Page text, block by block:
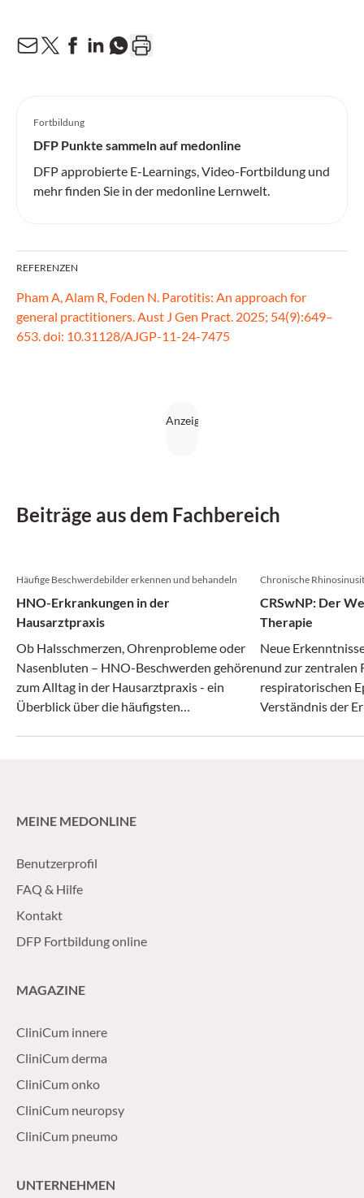
Fortbildung
DFP Punkte sammeln auf medonline
DFP approbierte E-Learnings, Video-Fortbildung und
mehr finden Sie in der medonline Lernwelt.
REFERENZEN
Pham A, Alam R, Foden N. Parotitis: An approach for
general practitioners. Aust J Gen Pract. 2025; 54(9):649–
653. doi: 10.31128/AJGP-11-24-7475
Beiträge aus dem Fachbereich
Häufige Beschwerdebilder erkennen und behandeln
HNO-Erkrankungen in der
Hausarztpraxis
Ob Halsschmerzen, Ohrenprobleme oder
Nasenbluten – HNO-Beschwerden gehören
zum Alltag in der Hausarztpraxis - ein
Überblick über die häufigsten
Chronische
CRSwNP: Der
Therapie
Neue
und zur zentralen
respiratorischen
Verständnis der
MEINE MEDONLINE
Benutzerprofil
FAQ & Hilfe
Kontakt
DFP Fortbildung online
MAGAZINE
CliniCum innere
CliniCum derma
CliniCum onko
CliniCum neuropsy
CliniCum pneumo
UNTERNEHMEN